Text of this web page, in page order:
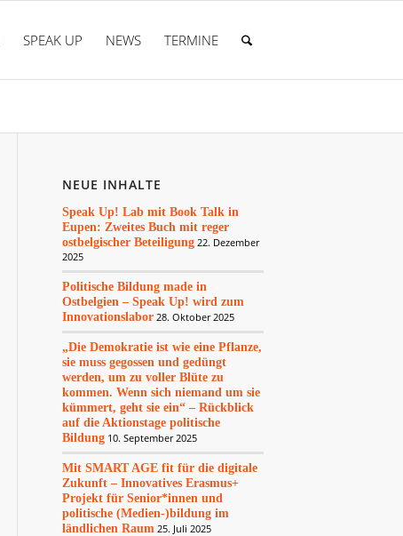
SPEAK UP NEWS TERMINE
NEUE INHALTE
Speak Up! Lab mit Book Talk in
Eupen: Zweites Buch mit reger
ostbelgischer Beteiligung 22. Dezember
2025
Politische Bildung made in
Ostbelgien – Speak Up! wird zum
Innovationslabor 28. Oktober 2025
„Die Demokratie ist wie eine Pflanze,
sie muss gegossen und gedüngt
werden, um zu voller Blüte zu
kommen. Wenn sich niemand um sie
kümmert, geht sie ein“ – Rückblick
auf die Aktionstage politische
Bildung 10. September 2025
Mit SMART AGE fit für die digitale
Zukunft – Innovatives Erasmus+
Projekt für Senior*innen und
politische (Medien-)bildung im
ländlichen Raum 25. Juli 2025